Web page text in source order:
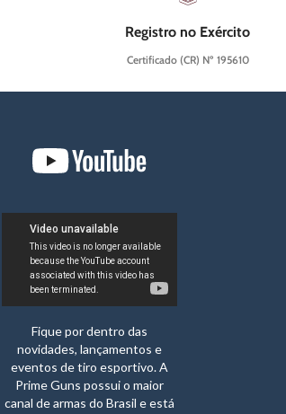
Registro no Exército
Certificado (CR) Nº 195610
Fique por dentro das
novidades, lançamentos e
eventos de tiro esportivo. A
Prime Guns possui o maior
canal de armas do Brasil e está